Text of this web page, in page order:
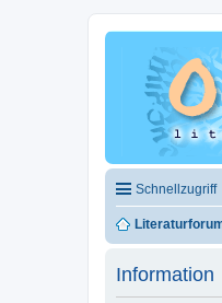
Schnellzugriff
Information